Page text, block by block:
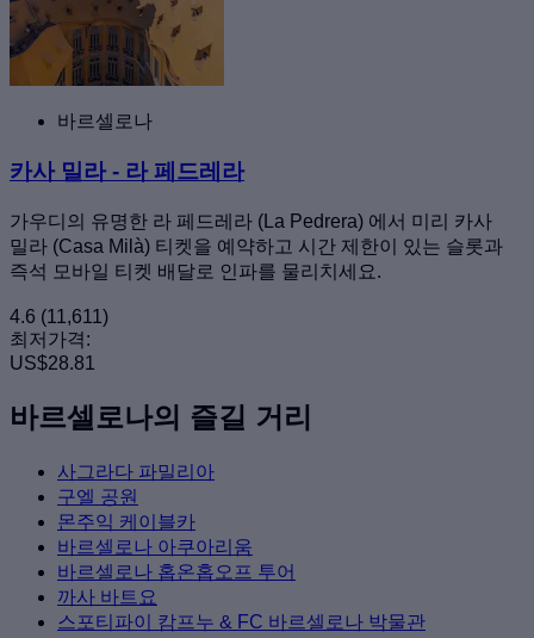
바르셀로나
카사 밀라 - 라 페드레라
가우디의 유명한 라 페드레라 (La Pedrera) 에서 미리 카사
밀라 (Casa Milà) 티켓을 예약하고 시간 제한이 있는 슬롯과
즉석 모바일 티켓 배달로 인파를 물리치세요.
4.6 (11,611)
최저가격:
US$28.81
바르셀로나의 즐길 거리
사그라다 파밀리아
구엘 공원
몬주익 케이블카
바르셀로나 아쿠아리움
바르셀로나 홉온홉오프 투어
까사 바트요
스포티파이 캄프누 & FC 바르셀로나 박물관